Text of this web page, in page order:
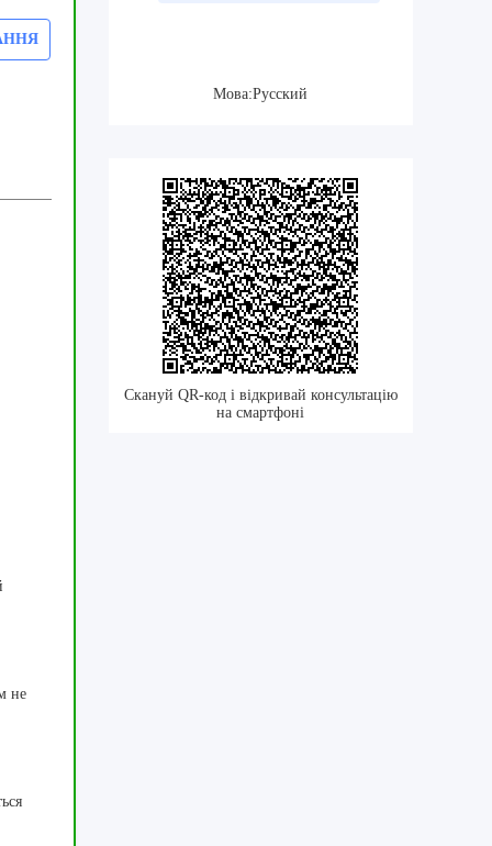
не
Мова:Русский
Скануй QR-код і відкривай консультацію
на смартфоні